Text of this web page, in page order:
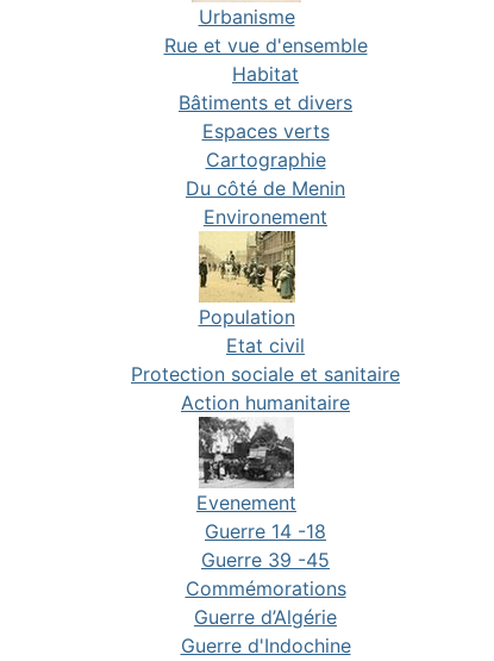
Urbanisme
Rue et vue d'ensemble
Habitat
Bâtiments et divers
Espaces verts
Cartographie
Du côté de Menin
Environement
Population
Etat civil
Protection sociale et sanitaire
Action humanitaire
Evenement
Guerre 14 -18
Guerre 39 -45
Commémorations
Guerre d’Algérie
Guerre d'Indochine